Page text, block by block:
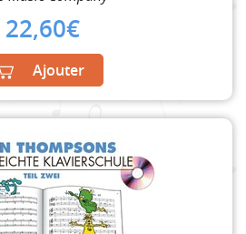
22,60€
Ajouter